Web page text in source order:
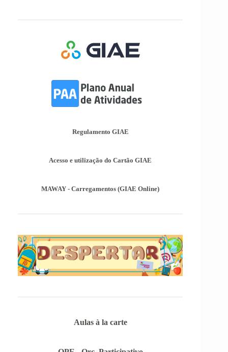
A/2018, de 3 de Agosto, são afixadas hoje, dia
18 de junho de 2026, as pautas de avaliação do
Informações-Prova Provas de
Equivalência à Frequência (PEF)
Encontram-se publicadas as Informações-Prova
Provas Avaliação Externa.
NAS PROVAS DE EQUIVALÊNCIA À
Nacional de Exames, ficaram definidos os
Regulamento GIAE
Acesso e utilização do Cartão GIAE
MAWAY - Carregamentos (GIAE Online)
Aulas à la carte